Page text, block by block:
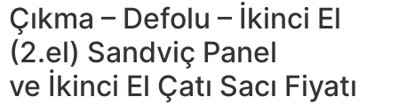
Çıkma – Defolu – İkinci El
(2.el) Sandviç Panel
ve İkinci El Çatı Sacı Fiyatı